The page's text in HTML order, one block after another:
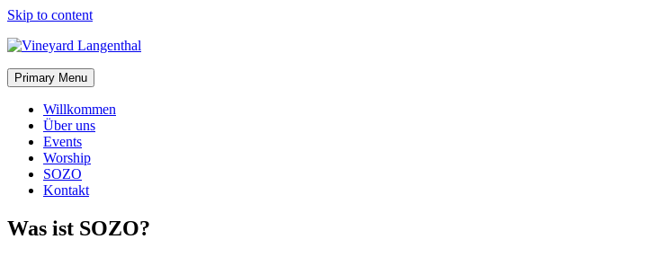
Skip to content
Primary Menu
Willkommen
Über uns
Events
Worship
SOZO
Kontakt
Was ist SOZO?